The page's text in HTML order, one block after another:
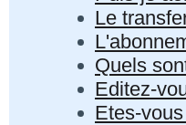
Le
Quels
Editez-
Etes-